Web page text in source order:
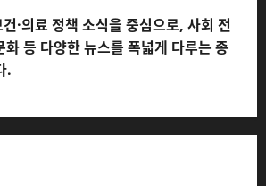
·의료 정책 소식을 중심으로, 사회 전
등 다양한 뉴스를 폭넓게 다루는 종
.